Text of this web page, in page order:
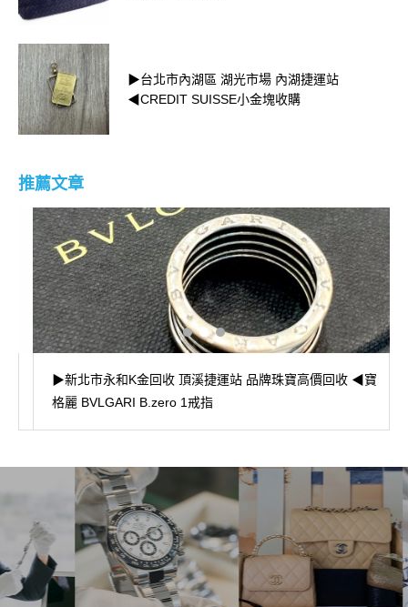
▶台北市內湖區 湖光市場 內湖捷運站
◀CREDIT SUISSE小金塊收購
推薦文章
▶新北市永和K金回收 頂溪捷運站 品牌珠寶高價回收 ◀寶
格麗 BVLGARI B.zero 1戒指